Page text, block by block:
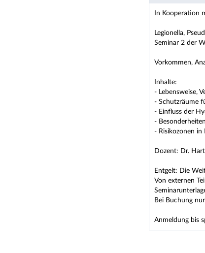
In Kooperation
Legionella,
Seminar 2 der
Vorkommen,
Inhalte:
- Lebensweise,
- Schutzräume
- Einfluss der
-
- Risikozonen in
Dozent: Dr.
Entgelt: Die
Von externen
Bei Buchung
Anmeldung bis